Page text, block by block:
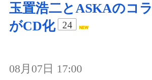
玉置浩二とASKAのコ
がCD化
24
08月07日 17:00